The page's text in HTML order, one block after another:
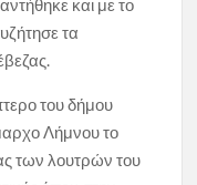
και με το
τα
του δήμου
Λήμνου το
των λουτρών του